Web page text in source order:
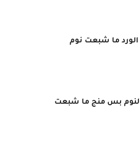
ما شبعت نوم
بس منج ما شبعت